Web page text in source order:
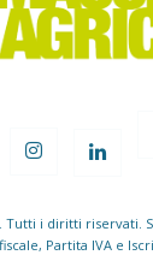
i diritti riservati.
Partita IVA e